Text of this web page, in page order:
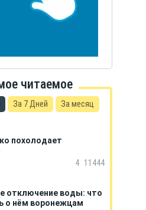
читаемое
За 7 Дней За месяц
похолодает
4 11444
отключение воды: что
о нём воронежцам